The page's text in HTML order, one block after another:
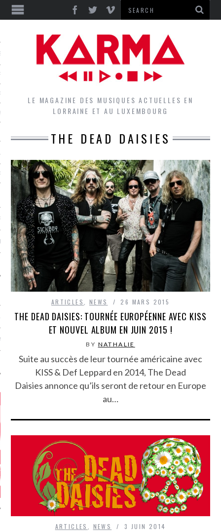
GROUPES DU LOCAL
LE LOCAL DU MAGAZINE
LE MAGAZINE DES MUSIQUES ACTUELLES EN
LORRAINE ET AU LUXEMBOURG
THE DEAD DAISIES
ARTICLES NEWS 26 MARS 2015
THE DEAD DAISIES: TOURNÉE EUROPÉENNE AVEC KISS
ET NOUVEL ALBUM EN JUIN 2015 !
BY NATHALIE
Suite au succès de leur tournée américaine avec
KISS & Def Leppard en 2014, The Dead
Daisies annonce qu’ils seront de retour en Europe
au…
ARTICLES NEWS 3 JUIN 2014